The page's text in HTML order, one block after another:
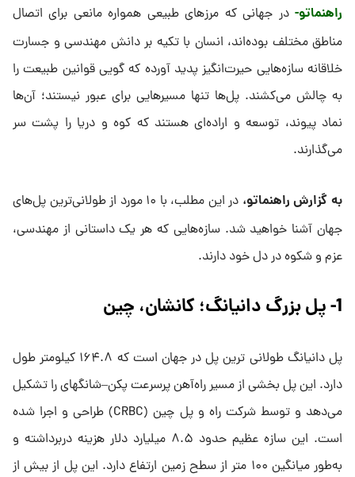
راهنماتو- در جهانی که مرزهای طبیعی همواره مانعی برای اتصال
مناطق مختلف بوده‌اند، انسان با تکیه بر دانش مهندسی و جسارت
خلاقانه‌ سازه‌هایی حیرت‌انگیز پدید آورده که گویی قوانین طبیعت را
به چالش می‌کشند. پل‌ها تنها مسیرهایی برای عبور نیستند؛ آن‌ها
نماد پیوند، توسعه و اراده‌ای هستند که کوه و دریا را پشت سر
می‌گذارند.
به گزارش راهنماتو،
در این مطلب، با ۱۰ مورد از طولانی‌ترین پل‌های
جهان آشنا خواهید شد. سازه‌هایی که هر یک داستانی از مهندسی،
عزم و شکوه در دل خود دارند.
1- پل بزرگ دانیانگ؛ کانشان، چین
پل دانیانگ طولانی ترین پل در جهان است که ۱۶۴.۸ کیلومتر طول
دارد. این پل بخشی از مسیر راه‌آهن پرسرعت پکن–شانگهای را تشکیل
می‌دهد و توسط شرکت راه و پل چین (CRBC) طراحی و اجرا شده
است. این سازه عظیم حدود ۸.۵ میلیارد دلار هزینه دربرداشته و
به‌طور میانگین ۱۰۰ متر از سطح زمین ارتفاع دارد. این پل از بیش از